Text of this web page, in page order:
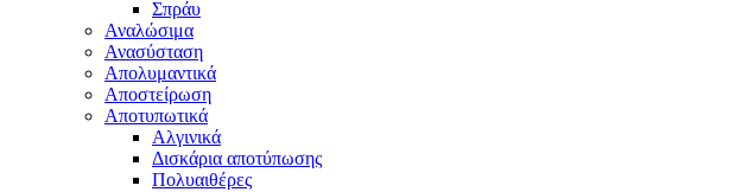
Σπράυ
Αναλώσιμα
Ανασύσταση
Απολυμαντικά
Αποστείρωση
Αποτυπωτικά
Αλγινικά
Δισκάρια αποτύπωσης
Πολυαιθέρες